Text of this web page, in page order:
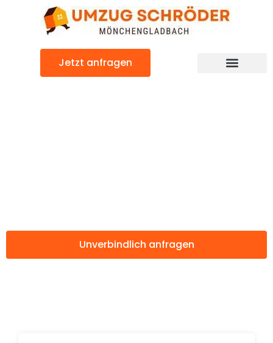
Jetzt anfragen
Unverbindlich anfragen